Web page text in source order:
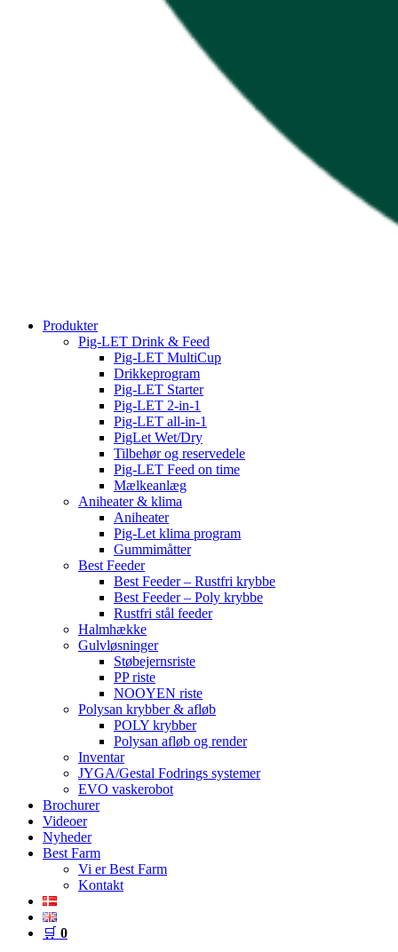
Produkter
Pig-LET Drink & Feed
Pig-LET MultiCup
Drikkeprogram
Pig-LET Starter
Pig-LET 2-in-1
Pig-LET all-in-1
PigLet Wet/Dry
Tilbehør og reservedele
Pig-LET Feed on time
Mælkeanlæg
Aniheater & klima
Aniheater
Pig-Let klima program
Gummimåtter
Best Feeder
Best Feeder – Rustfri krybbe
Best Feeder – Poly krybbe
Rustfri stål feeder
Halmhække
Gulvløsninger
Støbejernsriste
PP riste
NOOYEN riste
Polysan krybber & afløb
POLY krybber
Polysan afløb og render
Inventar
JYGA/Gestal Fodrings systemer
EVO vaskerobot
Brochurer
Videoer
Nyheder
Best Farm
Vi er Best Farm
Kontakt
🛒 0